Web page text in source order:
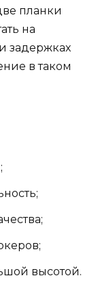
планки
на
задержках
в таком
высотой.